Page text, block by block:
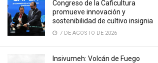
Congreso de la Caficultura
promueve innovación y
sostenibilidad de cultivo insignia
7 DE AGOSTO DE 2026
Insivumeh: Volcán de Fuego